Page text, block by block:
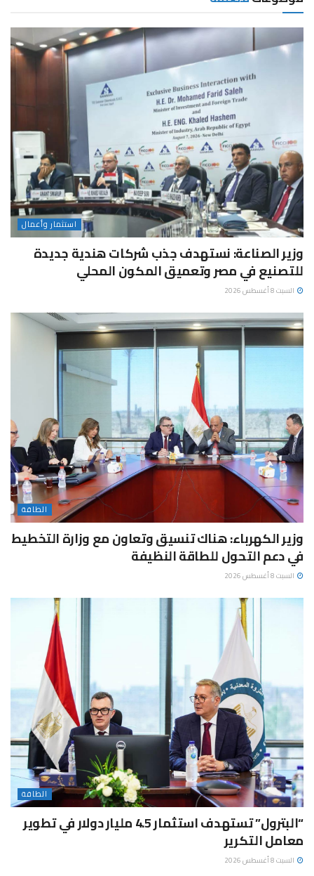
استثمار وأعمال
وزير الصناعة: نستهدف جذب شركات هندية جديدة
للتصنيع في مصر وتعميق المكون المحلي
السبت 8 أغسطس 2026
الطاقة
وزير الكهرباء: هناك تنسيق وتعاون مع وزارة التخطيط
في دعم التحول للطاقة النظيفة
السبت 8 أغسطس 2026
الطاقة
“البترول” تستهدف استثمار 4.5 مليار دولار في تطوير
معامل التكرير
السبت 8 أغسطس 2026